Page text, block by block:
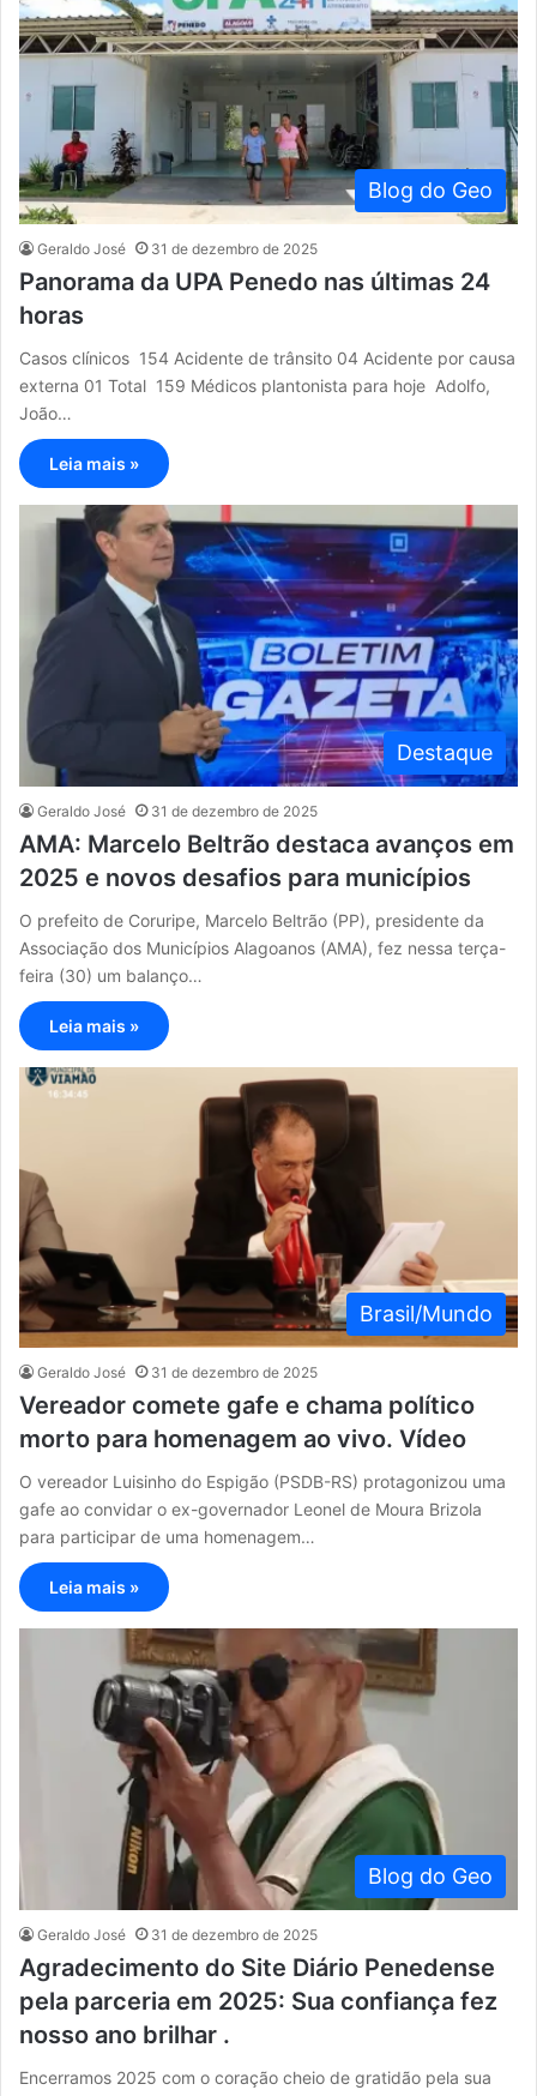
Blog do Geo
Geraldo José 31 de dezembro de 2025
Panorama da UPA Penedo nas últimas 24
horas
Casos clínicos 154 Acidente de trânsito 04 Acidente por causa
externa 01 Total 159 Médicos plantonista para hoje Adolfo,
João…
Leia mais »
Destaque
Geraldo José 31 de dezembro de 2025
AMA: Marcelo Beltrão destaca avanços em
2025 e novos desafios para municípios
O prefeito de Coruripe, Marcelo Beltrão (PP), presidente da
Associação dos Municípios Alagoanos (AMA), fez nessa terça-
feira (30) um balanço…
Leia mais »
Brasil/Mundo
Geraldo José 31 de dezembro de 2025
Vereador comete gafe e chama político
morto para homenagem ao vivo. Vídeo
O vereador Luisinho do Espigão (PSDB-RS) protagonizou uma
gafe ao convidar o ex-governador Leonel de Moura Brizola
para participar de uma homenagem…
Leia mais »
Blog do Geo
Geraldo José 31 de dezembro de 2025
Agradecimento do Site Diário Penedense
pela parceria em 2025: Sua confiança fez
nosso ano brilhar .
Encerramos 2025 com o coração cheio de gratidão pela sua